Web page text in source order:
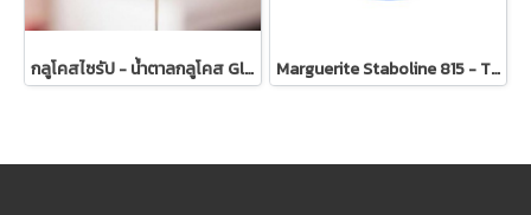
กลูโคสไซรัป - น้ำตาลกลูโคส Glucose Syrup Marguerite Staboline 815 - TRIMOLINE Inverted Sugar Syrup